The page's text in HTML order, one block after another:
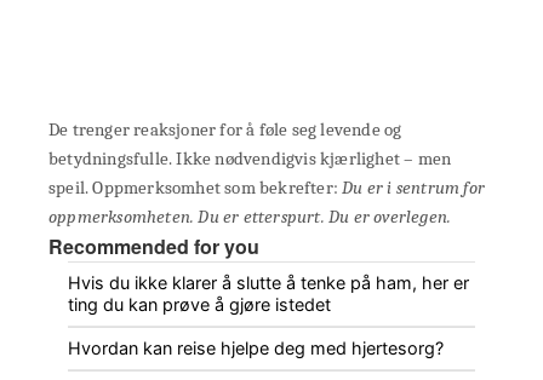
De trenger reaksjoner for å føle seg levende og
betydningsfulle. Ikke nødvendigvis kjærlighet – men
speil. Oppmerksomhet som bekrefter:Du er i sentrum for
oppmerksomheten. Du er etterspurt. Du er overlegen.
Recommended for you
Hvis du ikke klarer å slutte å tenke på ham, her er
ting du kan prøve å gjøre istedet
Hvordan kan reise hjelpe deg med hjertesorg?